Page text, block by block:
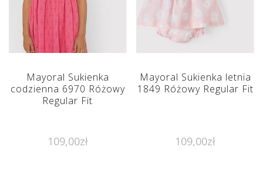
Mayoral Sukienka
codzienna 6970 Różowy
Regular Fit
109,00zł
Mayoral Sukienka letnia
1849 Różowy Regular Fit
109,00zł